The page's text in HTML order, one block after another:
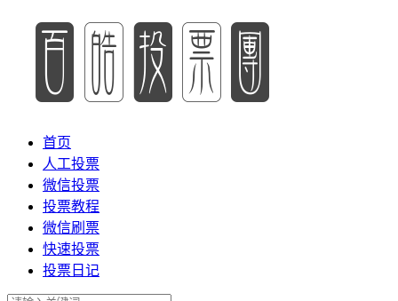
首页
人工投票
微信投票
投票教程
微信刷票
快速投票
投票日记